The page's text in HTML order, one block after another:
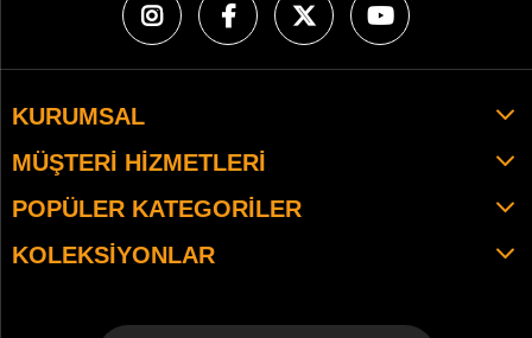
KURUMSAL
MÜŞTERI HIZMETLERI
POPÜLER KATEGORILER
KOLEKSIYONLAR